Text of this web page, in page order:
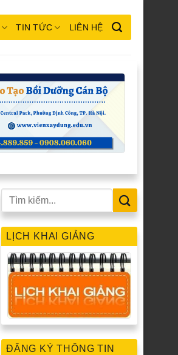
TIN TỨC LIÊN HỆ
LỊCH KHAI GIẢNG
ĐĂNG KÝ THÔNG TIN